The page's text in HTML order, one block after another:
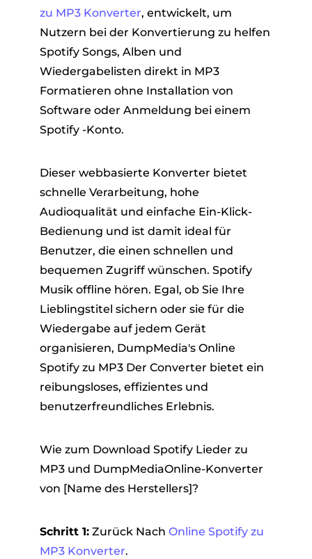
zu MP3 Konverter, entwickelt, um
Nutzern bei der Konvertierung zu helfen
Spotify Songs, Alben und
Wiedergabelisten direkt in MP3
Formatieren ohne Installation von
Software oder Anmeldung bei einem
Spotify -Konto.
Dieser webbasierte Konverter bietet
schnelle Verarbeitung, hohe
Audioqualität und einfache Ein-Klick-
Bedienung und ist damit ideal für
Benutzer, die einen schnellen und
bequemen Zugriff wünschen. Spotify
Musik offline hören. Egal, ob Sie Ihre
Lieblingstitel sichern oder sie für die
Wiedergabe auf jedem Gerät
organisieren, DumpMedia's Online
Spotify zu MP3 Der Converter bietet ein
reibungsloses, effizientes und
benutzerfreundliches Erlebnis.
Wie zum Download Spotify Lieder zu
MP3 und DumpMediaOnline-Konverter
von [Name des Herstellers]?
Schritt 1:Zurück Nach Online Spotify zu
MP3 Konverter.